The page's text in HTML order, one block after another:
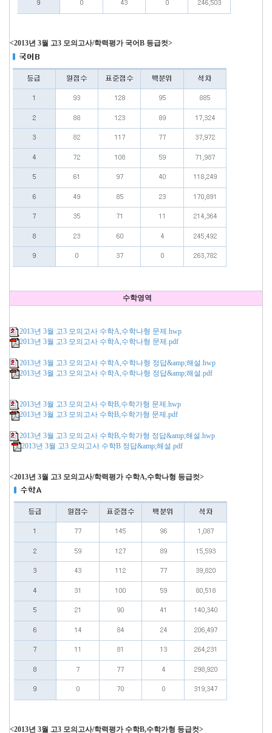
<2013년 3월 고3 모의고사/학력평가 국어B 등급컷>
수학영역
2013년 3월 고3 모의고사 수학A,수학나형 문제.hwp
2013년 3월 고3 모의고사 수학A,수학나형 문제.pdf
2013년 3월 고3 모의고사 수학A,수학나형 정답&amp;해설.hwp
2013년 3월 고3 모의고사 수학A,수학나형 정답&amp;해설.pdf
2013년 3월 고3 모의고사 수학B,수학가형 문제.hwp
2013년 3월 고3 모의고사 수학B,수학가형 문제.pdf
2013년 3월 고3 모의고사 수학B,수학가형 정답&amp;해설.hwp
2013년 3월 고3 모의고사 수학B 정답&amp;해설.pdf
<2013년 3월 고3 모의고사/학력평가 수학A,수학나형 등급컷>
<2013년 3월 고3 모의고사/학력평가 수학B,수학가형 등급컷>